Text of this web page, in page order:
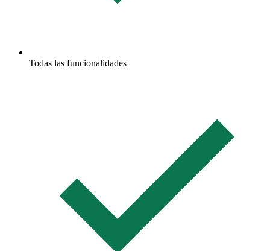
Todas las funcionalidades